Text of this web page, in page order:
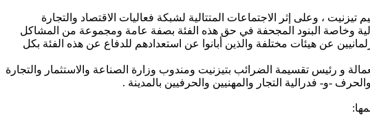
، وعلى إثر الاجتماعات المتتالية لشبكة فعاليات الاقتصاد والتجارة
وخاصة البنود المجحفة في حق هذه الفئة بصفة عامة ومجموعة من المشاكل
عن هيئات مختلفة والذين أبانوا عن استعدادهم للدفاع عن هذه الفئة بكل
مدينة تيزنيت و الكاتب العام للعمالة و رئيس تقسيمة الضرائب بتيزنيت ومندوب وزارة الصناعة والاستثمار والتجارة
-و- فدرالية التجار والمهنيين والحرفيين بالمدينة .